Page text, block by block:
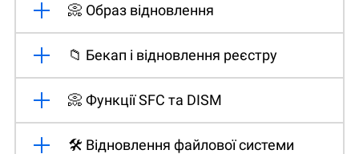
📀 Образ відновлення
📁 Бекап і відновлення реєстру
📀 Функції SFC та DISM
🛠️ Відновлення файлової системи